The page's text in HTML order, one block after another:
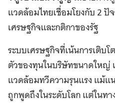
แวดล้อมไทยเชื่อมโยงกับ 2 ปั
เศรษฐกิจและกติกาของรัฐ
ระบบเศรษฐกิจที่เน้นการเติบโ
ตัวของทุนในบริษัทขนาดใหญ่
แวดล้อมทวีความรุนแรง แม้
ถูกพูดถึงในระดับโลก แต่ในท